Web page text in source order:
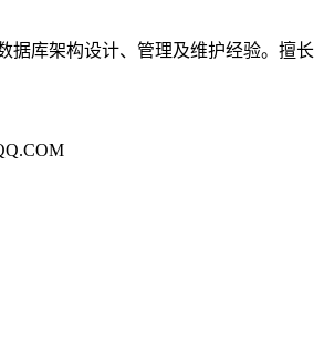
据库架构设计、管理及维护经验。擅长